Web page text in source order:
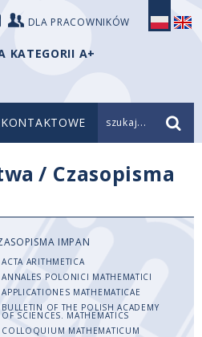
DLA PRACOWNIKÓW
KATEGORII A+
szukaj...
/ Czasopisma
IMPAN
ACTA ARITHMETICA
ANNALES POLONICI MATHEMATICI
APPLICATIONES MATHEMATICAE
BULLETIN OF THE POLISH ACADEMY
OF SCIENCES. MATHEMATICS
COLLOQUIUM MATHEMATICUM